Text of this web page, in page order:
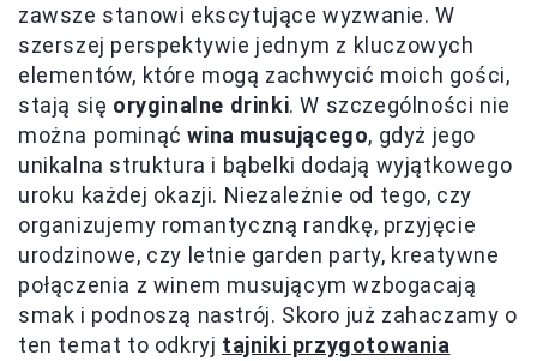
zawsze stanowi ekscytujące wyzwanie. W
szerszej perspektywie jednym z kluczowych
elementów, które mogą zachwycić moich gości,
stają się oryginalne drinki. W szczególności nie
można pominąćwina musującego, gdyż jego
unikalna struktura i bąbelki dodają wyjątkowego
uroku każdej okazji. Niezależnie od tego, czy
organizujemy romantyczną randkę, przyjęcie
urodzinowe, czy letnie garden party, kreatywne
połączenia z winem musującym wzbogacają
smak i podnoszą nastrój. Skoro już zahaczamy o
ten temat to odkryj tajniki przygotowania